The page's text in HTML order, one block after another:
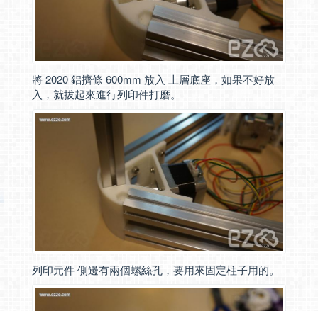
將 2020 鋁擠條 600mm 放入 上層底座，如果不好放
入，就拔起來進行列印件打磨。
列印元件 側邊有兩個螺絲孔，要用來固定柱子用的。